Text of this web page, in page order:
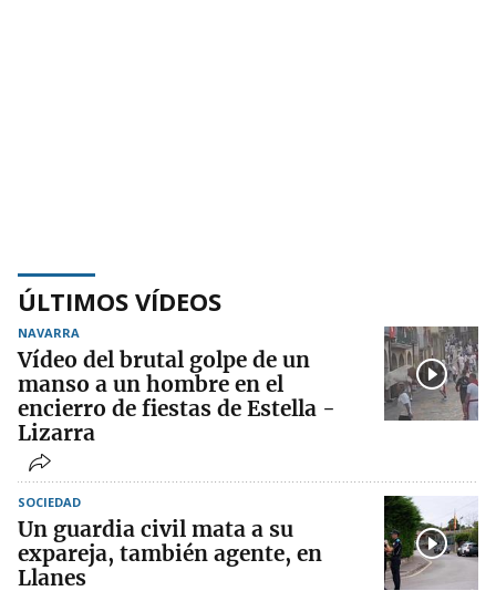
ÚLTIMOS VÍDEOS
NAVARRA
Vídeo del brutal golpe de un
manso a un hombre en el
encierro de fiestas de Estella -
Lizarra
SOCIEDAD
Un guardia civil mata a su
expareja, también agente, en
Llanes